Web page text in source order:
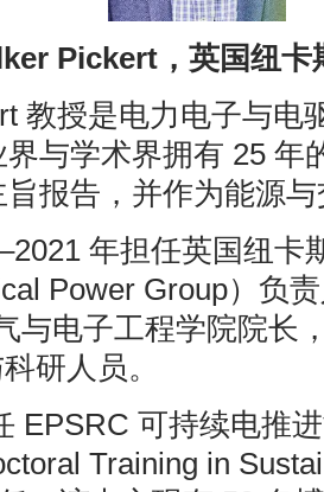
Pickert，英国纽卡
教授是电力电子与电
与学术界拥有 25 年
报告，并作为能源
年担任英国纽卡
Power Group）负
与电子工程学院院长
研人员。
EPSRC 可持续电推
Training in